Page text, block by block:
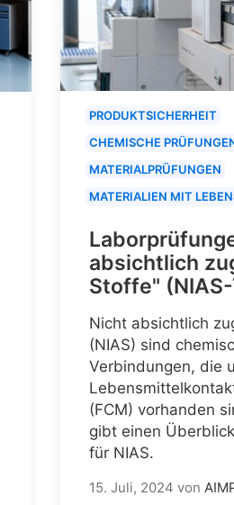
PRODUKTSICHERHEIT
CHEMISCHE
MATERIALPRÜFUNGEN
MATERIALIEN MIT
absichtlich
Stoffe"
Nicht absichtlich
(NIAS) sind
Verbindungen, die
(FCM) vorhanden
gibt einen
für NIAS.
15. Juli, 2024 von